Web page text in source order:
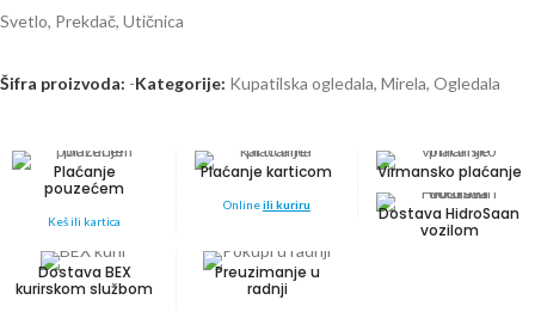
Svetlo, Prekdač, Utičnica
Šifra proizvoda: -Kategorije: Kupatilska ogledala, Mirela, Ogledala
Plaćanje
pouzećem
Keš ili kartica
Plaćanje karticom
Onlineili kuriru
Virmansko plaćanje
Dostava HidroSaan
vozilom
Dostava BEX
kurirskom službom
Preuzimanje u
radnji